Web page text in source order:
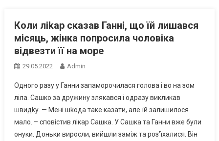
Коли ліkар сказав Ганні, що їй лишався
місяць, жінка попросила чоловіка
відвезти її на море
29.05.2022 Admin
Одного разу у Ганни запаморочилася голова і во на зом
ліла. Сашко за дружину злякався і одразу викликав
швидkу. — Мені шkода таке казати, але їй залишилося
мало. – сповістив лікар Сашка. У Сашка та Ганни вже були
онуки. Доньки виросли, вийшли заміж та роз’їхалися. Він